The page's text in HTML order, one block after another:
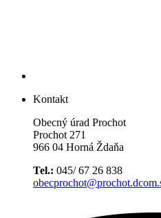
Kontakt
Obecný úrad Prochot
Prochot 271
966 04 Horná Ždaňa
Tel.: 045/ 67 26 838